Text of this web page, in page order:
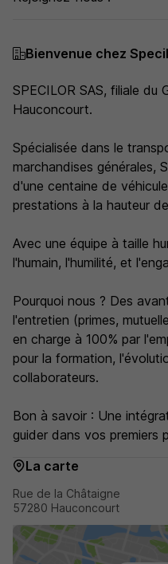
Bienvenue chez
SPECILOR SAS, filiale du
Hauconcourt.
Spécialisée dans le
marchandises générales,
d'une centaine de
prestations à la hauteur
Avec une équipe à taille
l'humain, l'humilité, et
Pourquoi nous ? Des
l'entretien (primes,
en charge à 100% par
pour la formation,
collaborateurs.
Bon à savoir : Une
guider dans vos premiers
La carte
Rue de la Châtaigne
57280 Hauconcourt